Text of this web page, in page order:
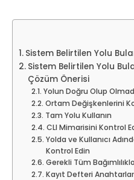
Sistem Belirtilen Yolu
Sistem Belirtilen Yolu
Çözüm Önerisi
Yolun Doğru Olup
Ortam Değişkenlerini
Tam Yolu Kullanın
CLI Mimarisini Kontrol
Yolda ve Kullanıcı
Kontrol Edin
Gerekli Tüm
Kayıt Defteri